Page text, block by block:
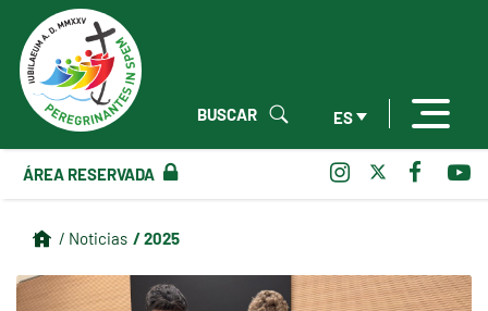
ES
BUSCAR
ÁREA RESERVADA
/ Noticias / 2025